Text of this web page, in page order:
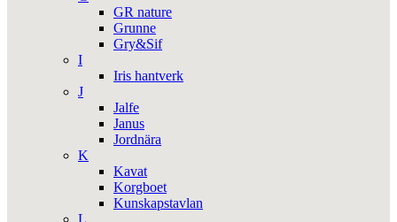
GR nature
Grunne
Gry&Sif
I
Iris hantverk
J
Jalfe
Janus
Jordnära
K
Kavat
Korgboet
Kunskapstavlan
L